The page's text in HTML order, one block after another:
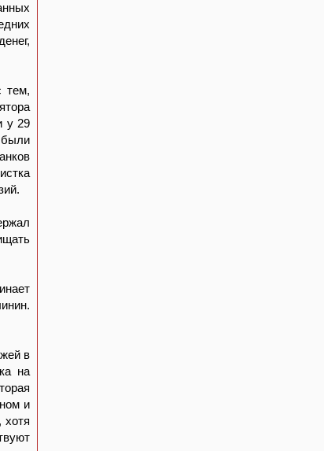
тем,
у 29
в
на
и
хотя